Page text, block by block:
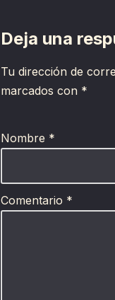
Deja una
Tu dirección de
marcados con *
Nombre *
Comentario *